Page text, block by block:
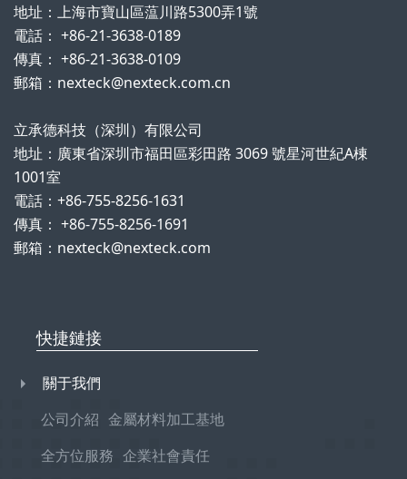
地址：上海市寶山區蕰川路5300弄1號
電話： +86-21-3638-0189
傳真： +86-21-3638-0109
郵箱：nexteck@nexteck.com.cn
立承德科技（深圳）有限公司
地址：廣東省深圳市福田區彩田路 3069 號星河世紀A棟
1001室
電話：+86-755-8256-1631
傳真： +86-755-8256-1691
郵箱：nexteck@nexteck.com
快捷鏈接
關于我們
公司介紹 金屬材料加工基地
全方位服務 企業社會責任